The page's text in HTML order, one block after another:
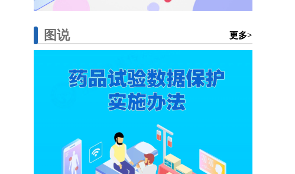
图说 更多>